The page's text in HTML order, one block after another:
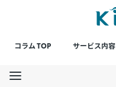
コラム TOP サービス内容